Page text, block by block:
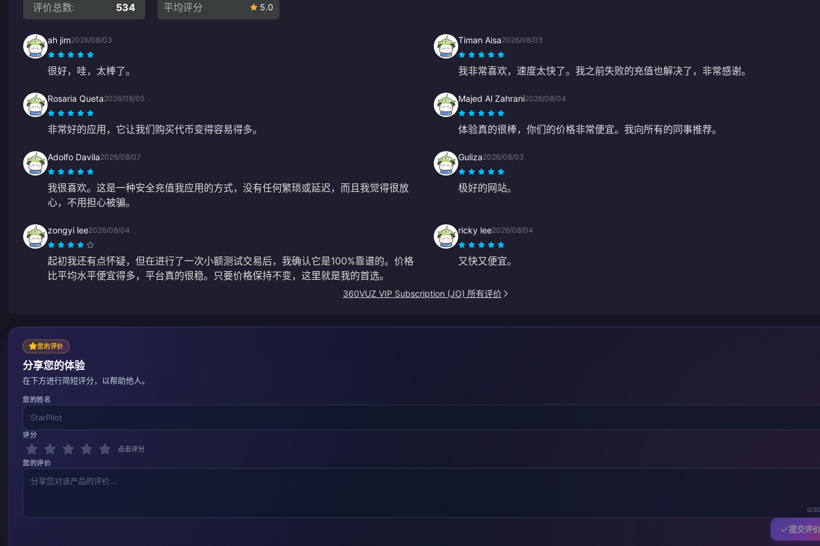
评价总数: 534 平均评分 5.0
ah jim2026/08/03
很好，哇，太棒了。
Timan Aisa2026/08/03
我非常喜欢，速度太快了。我之前失败的充值也解决了，非常感谢。
Rosaria Queta2026/08/05
非常好的应用，它让我们购买代币变得容易得多。
Majed Al Zahrani2026/08/04
体验真的很棒，你们的价格非常便宜。我向所有的同事推荐。
Adolfo Davila2026/08/07
我很喜欢。这是一种安全充值我应用的方式，没有任何繁琐或延迟，而且我觉得很放
心，不用担心被骗。
Guliza2026/08/03
极好的网站。
zongyi lee2026/08/04
起初我还有点怀疑，但在进行了一次小额测试交易后，我确认它是100%靠谱的。价格
比平均水平便宜得多，平台真的很稳。只要价格保持不变，这里就是我的首选。
ricky lee2026/08/04
又快又便宜。
360VUZ VIP Subscription (JO) 所有评价
您的评价
分享您的体验
在下方进行简短评分，以帮助他人。
您的姓名
评分
点击评分
您的评价
0/
提交评价